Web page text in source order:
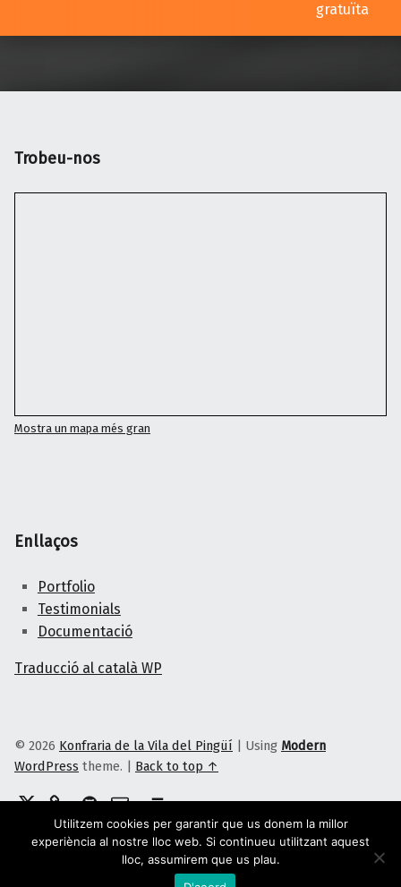
gratuïta
Trobeu-nos
Mostra un mapa més gran
Enllaços
Portfolio
Testimonials
Documentació
Traducció al català WP
© 2026 Konfraria de la Vila del Pingüí | Using Modern
WordPress theme. | Back to top ↑
Utilitzem cookies per garantir que us donem la millor
experiència al nostre lloc web. Si continueu utilitzant aquest
lloc, assumirem que us plau.